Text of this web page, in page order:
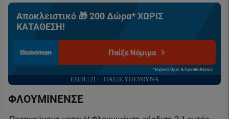
Αποκλειστικό 🎁 200 Δώρα* ΧΩΡΙΣ
ΚΑΤΑΘΕΣΗ!
Παίξε Νόμιμα
*Ισχύουν Όροι & Προϋποθέσεις
ΕΕΕΠ | 21+ | ΠΑΙΞΕ ΥΠΕΥΘΥΝΑ
ΦΛΟΥΜΙΝΕΝΣΕ